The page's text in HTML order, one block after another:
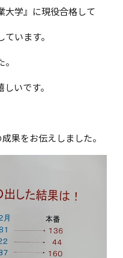
大学』に現役合格して
います。
いです。
果をお伝えしました。